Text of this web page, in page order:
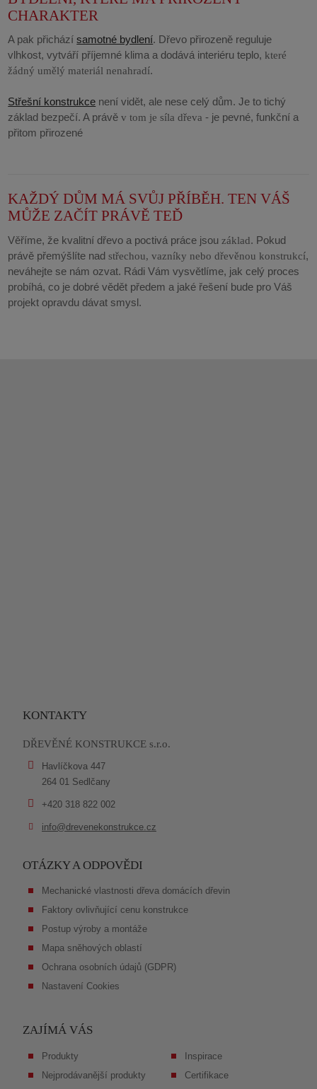
CHARAKTER
A pak přicházísamotné bydlení. Dřevo přirozeně reguluje
vlhkost, vytváří příjemné klima a dodává interiéru teplo, které
žádný umělý materiál nenahradí.
Střešní konstrukce není vidět, ale nese celý dům. Je to tichý
základ bezpečí. A právěv tom je síla dřeva - je pevné, funkční a
přitom přirozené
KAŽDÝ DŮM MÁ SVŮJ PŘÍBĚH. TEN VÁŠ
MŮŽE ZAČÍT PRÁVĚ TEĎ
Věříme, že kvalitní dřevo a poctivá práce jsouzáklad. Pokud
právě přemýšlíte nadstřechou, vazníky nebo dřevěnou konstrukcí,
neváhejte se nám ozvat. Rádi Vám vysvětlíme, jak celý proces
probíhá, co je dobré vědět předem a jaké řešení bude pro Váš
projekt opravdu dávat smysl.
KONTAKTY
DŘEVĚNÉ KONSTRUKCE s.r.o.
Havlíčkova 447
264 01 Sedlčany
+420 318 822 002
info@drevenekonstrukce.cz
OTÁZKY A ODPOVĚDI
Mechanické vlastnosti dřeva domácích dřevin
Faktory ovlivňující cenu konstrukce
Postup výroby a montáže
Mapa sněhových oblastí
Ochrana osobních údajů (GDPR)
Nastavení Cookies
ZAJÍMÁ VÁS
Produkty
Nejprodávanější produkty
Inspirace
Certifikace